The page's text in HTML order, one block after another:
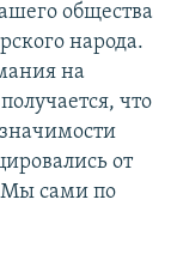
общества
народа.
на
что
от
Мы сами по